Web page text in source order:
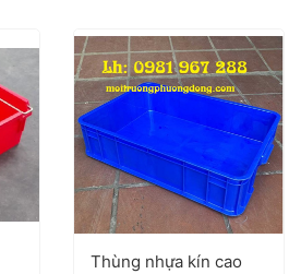
Thùng nhựa kín cao